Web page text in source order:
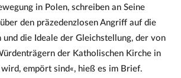
in Polen, schreiben an Seine
den präzedenzlosen Angriff auf die
und die Ideale der Gleichstellung, der von
der Katholischen Kirche in
empört sind«, hieß es im Brief.